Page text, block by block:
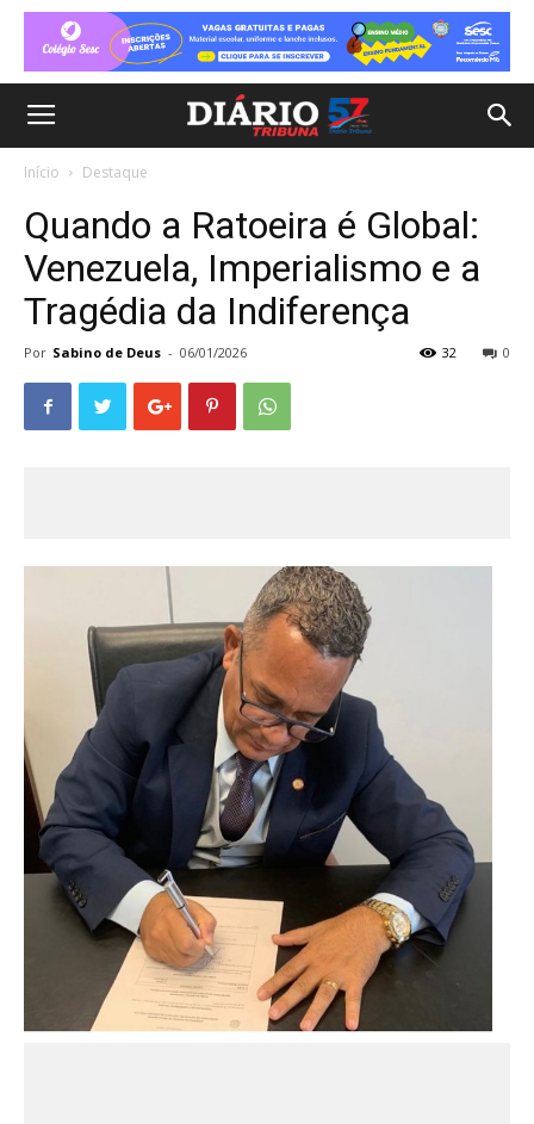
Início Destaque
Quando a Ratoeira é Global:
Venezuela, Imperialismo e a
Tragédia da Indiferença
Por Sabino de Deus - 06/01/2026 0
32